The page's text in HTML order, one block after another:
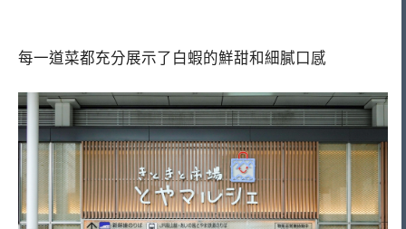
每一道菜都充分展示了白蝦的鮮甜和細膩口感